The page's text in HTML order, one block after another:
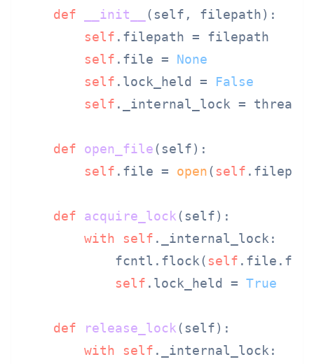
def
__init__ ( self, filepath):
self .filepath = filepath
self .file = None
self .lock_held = False
self ._internal_lock =
def open_file( self):
self .file = open( self
def acquire_lock( self):
with
self ._internal_lock:
            fcntl.flock(
self
self .lock_held = True
def release_lock( self):
with
self ._internal_lock: